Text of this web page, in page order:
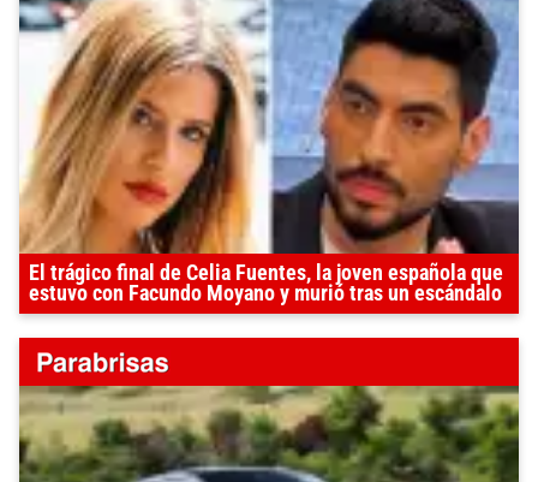
El trágico final de Celia Fuentes, la joven española que
estuvo con Facundo Moyano y murió tras un escándalo